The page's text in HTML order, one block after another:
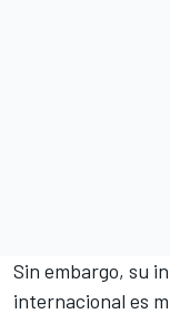
Sin embargo, su
internacional es